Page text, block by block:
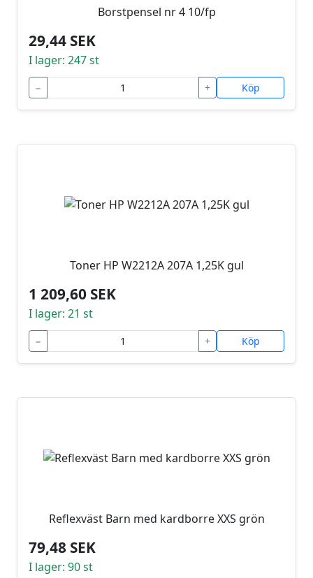
Borstpensel nr 4 10/fp
29,44 SEK
I lager: 247 st
− + Köp
Toner HP W2212A 207A 1,25K gul
1 209,60 SEK
I lager: 21 st
− + Köp
Reflexväst Barn med kardborre XXS grön
79,48 SEK
I lager: 90 st